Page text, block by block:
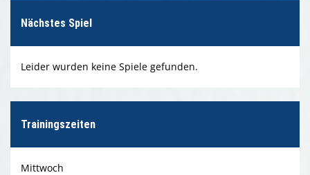
Nächstes Spiel
Leider wurden keine Spiele gefunden.
Trainingszeiten
Mittwoch